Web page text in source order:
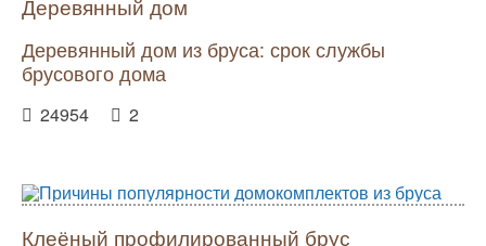
Деревянный дом
Деревянный дом из бруса: срок службы
брусового дома
24954 2
Клеёный профилированный брус